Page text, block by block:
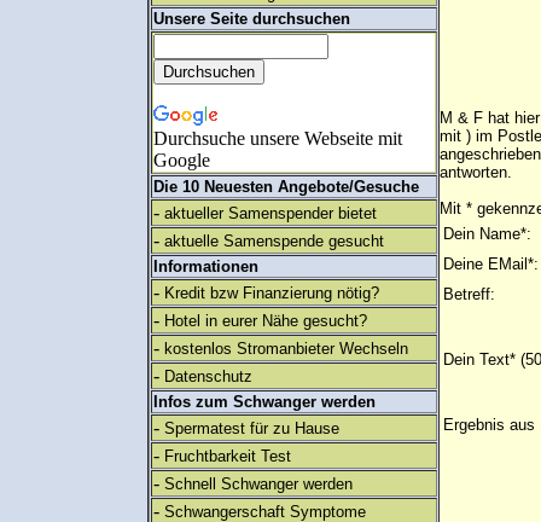
Unsere Seite durchsuchen
Durchsuche unsere Webseite mit
Google
Die 10 Neuesten Angebote/Gesuche
- aktueller Samenspender bietet
- aktuelle Samenspende gesucht
Informationen
- Kredit bzw Finanzierung nötig?
- Hotel in eurer Nähe gesucht?
- kostenlos Stromanbieter Wechseln
- Datenschutz
Infos zum Schwanger werden
- Spermatest für zu Hause
- Fruchtbarkeit Test
- Schnell Schwanger werden
- Schwangerschaft Symptome
M & F hat
mit ) im
antworten.
Mit *
Dein Name*:
Deine EMail*:
Betreff:
Dein Text*
Ergebnis aus